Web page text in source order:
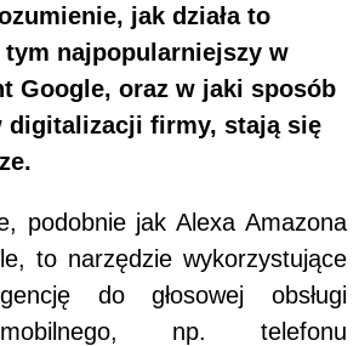
jak działa to
tym najpopularniejszy w
Google, oraz w jaki sposób
digitalizacji firmy, stają się
podobnie jak Alexa Amazona
to narzędzie wykorzystujące
do głosowej obsługi
np. telefonu